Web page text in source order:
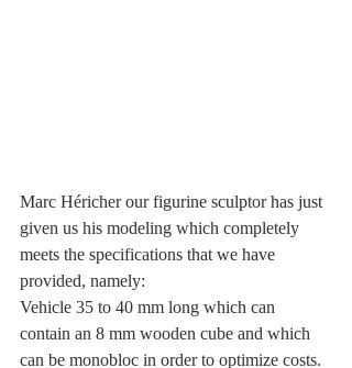
Marc Héricher our figurine sculptor has just
given us his modeling which completely
meets the specifications that we have
provided, namely:
Vehicle 35 to 40 mm long which can
contain an 8 mm wooden cube and which
can be monobloc in order to optimize costs.